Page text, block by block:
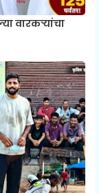
वारकऱ्यांचा